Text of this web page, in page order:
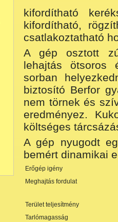
kifordítható
kifordítható,
csatlakoztatható
A gép osztott
lehajtás ötsoros
sorban
biztosító Berfor
nem törnek és
eredményez.
költséges
A gép nyugodt
bemért dinamikai
Erőgép igény
Meghajtás fordulat
Terület teljesítmény
Tarlómagasság